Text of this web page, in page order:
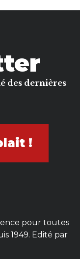
des dernières
!
pour toutes
1949. Edité par